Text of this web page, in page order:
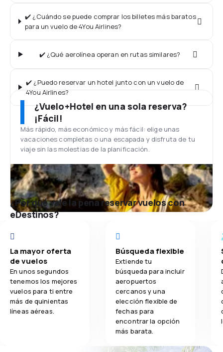
✔️ ¿Cuándo se puede comprar los billetes más baratos
para un vuelo de 4You Airlines?
✔️ ¿Qué aerolínea operan en rutas similares?
✔️ ¿Puedo reservar un hotel junto con un vuelo de
4You Airlines?
¿Vuelo+Hotel en una sola reserva?
¡Fácil!
Más rápido, más económico y más fácil: elige unas
vacaciones completas o una escapada y disfruta de tu
viaje sin las molestias de la planificación.
¿Por qué vale la pena reservar vuelos con
eDestinos?
La mayor oferta
de vuelos
En unos segundos
tenemos los mejores
vuelos para ti entre
más de quinientas
líneas aéreas.
Búsqueda flexible
Extiende tu
búsqueda para incluir
aeropuertos
cercanos y una
elección flexible de
fechas para
encontrar la opción
más barata.